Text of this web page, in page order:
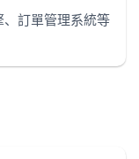
、訂單管理系統等